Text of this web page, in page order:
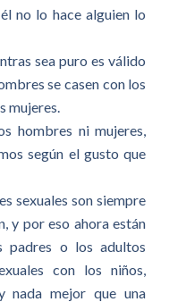
no lo hace alguien lo
sea puro es válido
se casen con los
mujeres.
hombres ni mujeres,
según el gusto que
sexuales son siempre
y por eso ahora están
padres o los adultos
con los niños,
nada mejor que una